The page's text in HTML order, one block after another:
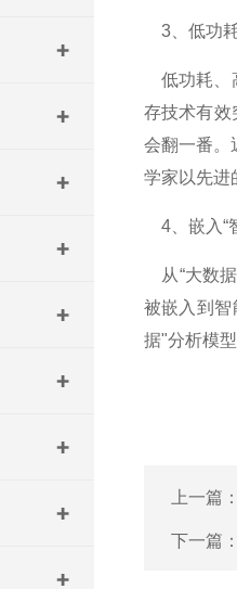
3、低功耗
低功耗、
存技术有效
会翻一番。
学家以先进
4、嵌入“
从“大数
被嵌入到智
据"分析模
上一篇
下一篇